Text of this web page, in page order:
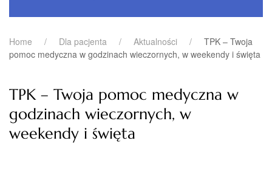
Home Dla pacjenta Aktualności
TPK – Twoja
pomoc medyczna w godzinach wieczornych, w weekendy i święta
TPK – Twoja pomoc medyczna w
godzinach wieczornych, w
weekendy i święta